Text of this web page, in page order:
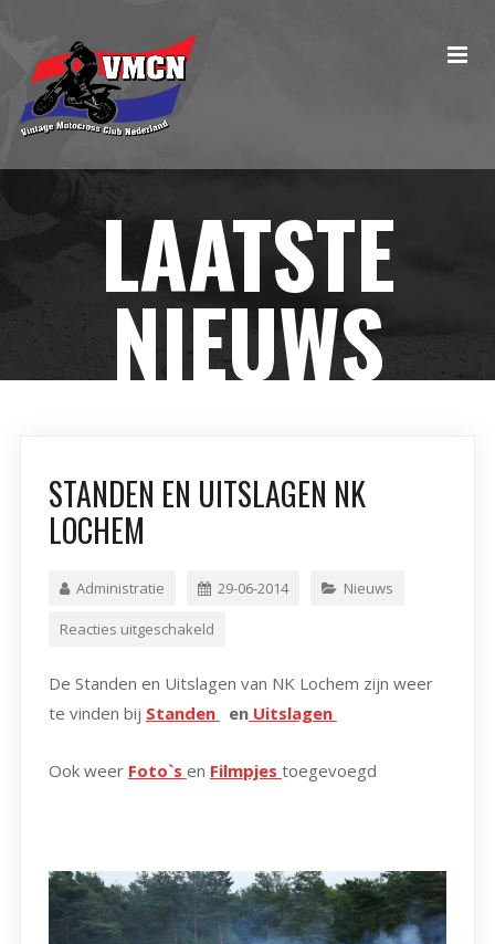
LAATSTE
NIEUWS
STANDEN EN UITSLAGEN NK
LOCHEM
Administratie 29-06-2014 Nieuws
Reacties uitgeschakeld
De Standen en Uitslagen van NK Lochem zijn weer
te vinden bij Standen enUitslagen
Ook weer Foto`s en Filmpjes toegevoegd